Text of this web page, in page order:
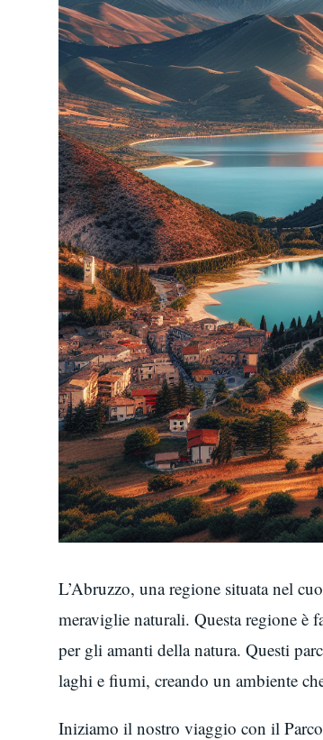
L’Abruzzo, una regione situata nel
meraviglie naturali. Questa regione è
per gli amanti della natura. Questi
laghi e fiumi, creando un ambiente
Iniziamo il nostro viaggio con il